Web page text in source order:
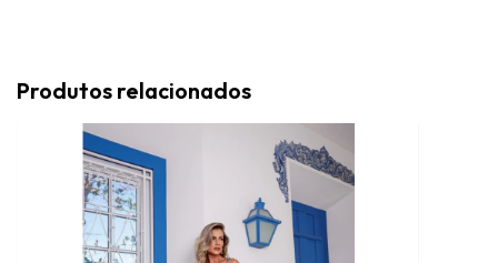
Produtos relacionados